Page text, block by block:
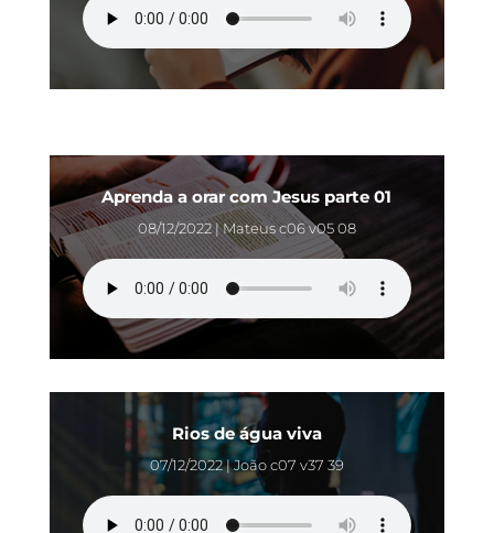
Aprenda a orar com Jesus parte 01
08/12/2022 | Mateus c06 v05 08
Rios de água viva
07/12/2022 | João c07 v37 39